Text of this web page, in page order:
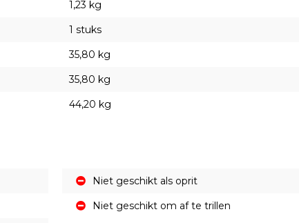
1,23 kg
1 stuks
35,80 kg
35,80 kg
44,20 kg
Niet geschikt als oprit
Niet geschikt om af te trillen